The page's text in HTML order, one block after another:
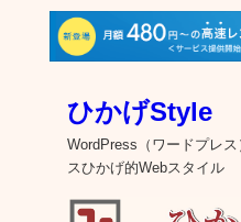
ひかげStyle
WordPress（ワードプレ
スひかげ的Webスタイル